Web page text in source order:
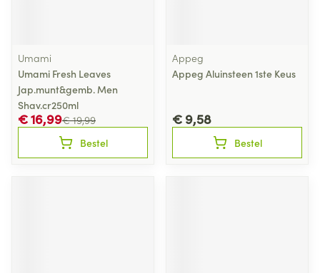
Umami
Umami Fresh Leaves
Jap.munt&gemb. Men
Shav.cr250ml
€ 19,99
€ 16,99
Bestel
Appeg
Appeg Aluinsteen 1ste Keus
€ 9,58
Bestel